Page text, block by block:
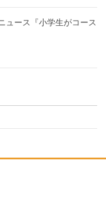
ュース『小学生がコース